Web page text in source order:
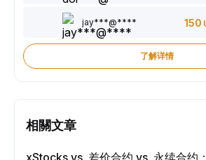
jay***@**** 150
了解详情
相關文章
xStocks vs. 差价合约 vs. 永续合约